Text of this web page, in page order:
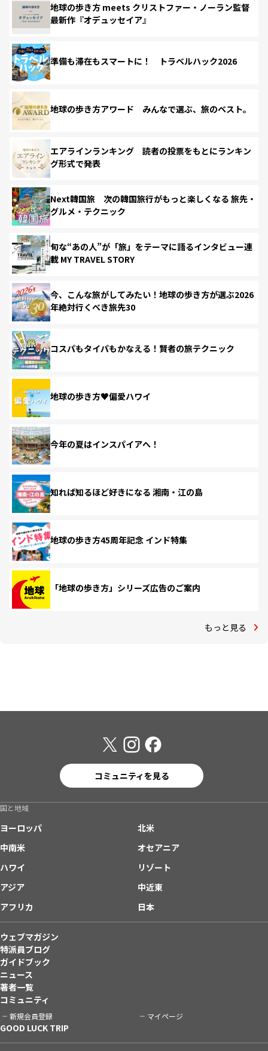
地球の歩き方 meets クリストファー・ノーラン監督
最新作『オデュッセイア』
準備も滞在もスマートに！ トラベルハック2026
地球の歩き方アワード みんなで選ぶ、旅のベスト。
エアラインランキング 読者の投票をもとにランキン
グ形式で発表
Next韓国旅 次の韓国旅行がもっと楽しくなる 旅先・
グルメ・テクニック
旬な“あの人”が「旅」をテーマに語るインタビュー連
載 MY TRAVEL STORY
今、こんな旅がしてみたい！地球の歩き方が選ぶ2026
年絶対行くべき旅先30
コスパもタイパもかなえる！賢者の旅テクニック
地球の歩き方♥偏愛ハワイ
今年の夏はインスパイアへ！
知れば知るほど好きになる 湘南・江の島
地球の歩き方45周年記念 インド特集
「地球の歩き方」シリーズ広告のご案内
もっと見る
コミュニティを見る
国と地域
ヨーロッパ
北米
中南米
オセアニア
ハワイ
リゾート
アジア
中近東
アフリカ
日本
ウェブマガジン
特派員ブログ
ガイドブック
ニュース
著者一覧
コミュニティ
新規会員登録 マイページ
GOOD LUCK TRIP